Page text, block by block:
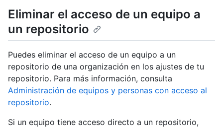
Eliminar el acceso de un equipo a
un repositorio
Puedes eliminar el acceso de un equipo a un
repositorio de una organización en los ajustes de tu
repositorio. Para más información, consulta
Administración de equipos y personas con acceso al
repositorio.
Si un equipo tiene acceso directo a un repositorio,